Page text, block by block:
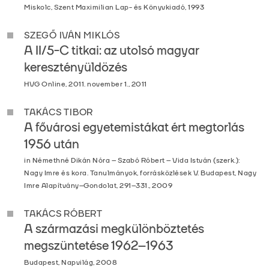
Miskolc, Szent Maximilian Lap- és Könyvkiadó, 1993
SZEGŐ IVÁN MIKLÓS
A II/5-C titkai: az utolsó magyar
keresztényüldözés
HVG Online, 2011. november 1., 2011
TAKÁCS TIBOR
A fővárosi egyetemistákat ért megtorlás
1956 után
in Némethné Dikán Nóra – Szabó Róbert – Vida István (szerk.):
Nagy Imre és kora. Tanulmányok, forrásközlések V. Budapest, Nagy
Imre Alapítvány–Gondolat, 291–331., 2009
TAKÁCS RÓBERT
A származási megkülönböztetés
megszüntetése 1962–1963
Budapest, Napvilág, 2008